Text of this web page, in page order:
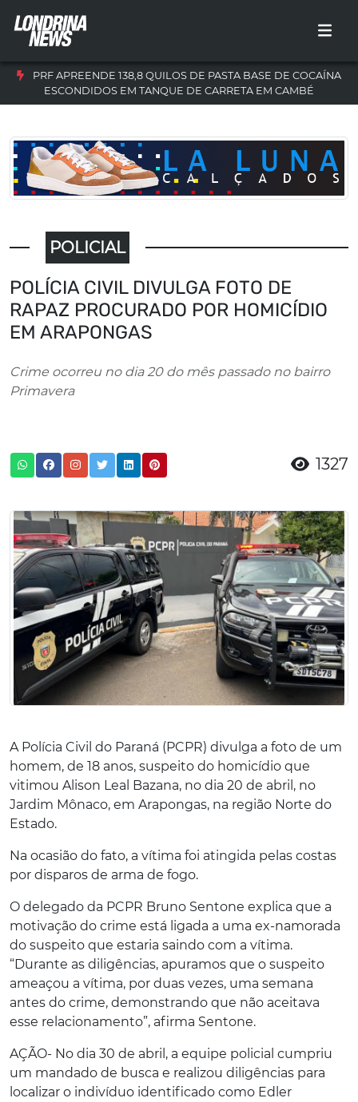
PRF APREENDE 138,8 QUILOS DE PASTA BASE DE COCAÍNA
ESCONDIDOS EM TANQUE DE CARRETA EM CAMBÉ
POLICIAL
POLÍCIA CIVIL DIVULGA FOTO DE
RAPAZ PROCURADO POR HOMICÍDIO
EM ARAPONGAS
Crime ocorreu no dia 20 do mês passado no bairro
Primavera
1327
A Polícia Civil do Paraná (PCPR) divulga a foto de um
homem, de 18 anos, suspeito do homicídio que
vitimou Alison Leal Bazana, no dia 20 de abril, no
Jardim Mônaco, em Arapongas, na região Norte do
Estado.
Na ocasião do fato, a vítima foi atingida pelas costas
por disparos de arma de fogo.
O delegado da PCPR Bruno Sentone explica que a
motivação do crime está ligada a uma ex-namorada
do suspeito que estaria saindo com a vítima.
“Durante as diligências, apuramos que o suspeito
ameaçou a vítima, por duas vezes, uma semana
antes do crime, demonstrando que não aceitava
esse relacionamento”, afirma Sentone.
AÇÃO- No dia 30 de abril, a equipe policial cumpriu
um mandado de busca e realizou diligências para
localizar o indivíduo identificado como Edler